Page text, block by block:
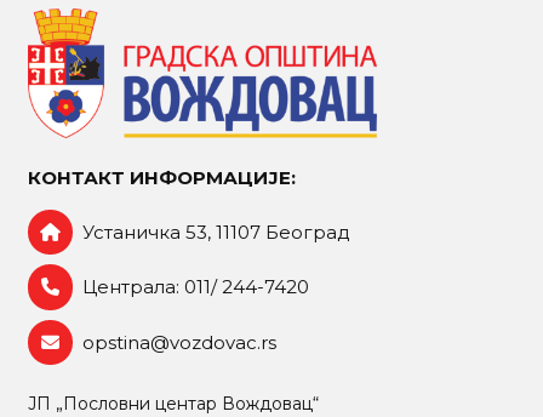
КОНТАКТ ИНФОРМАЦИЈЕ:
Устаничка 53, 11107 Београд
Централа: 011/ 244-7420
opstina@vozdovac.rs
ЈП „Пословни центар Вождовац“